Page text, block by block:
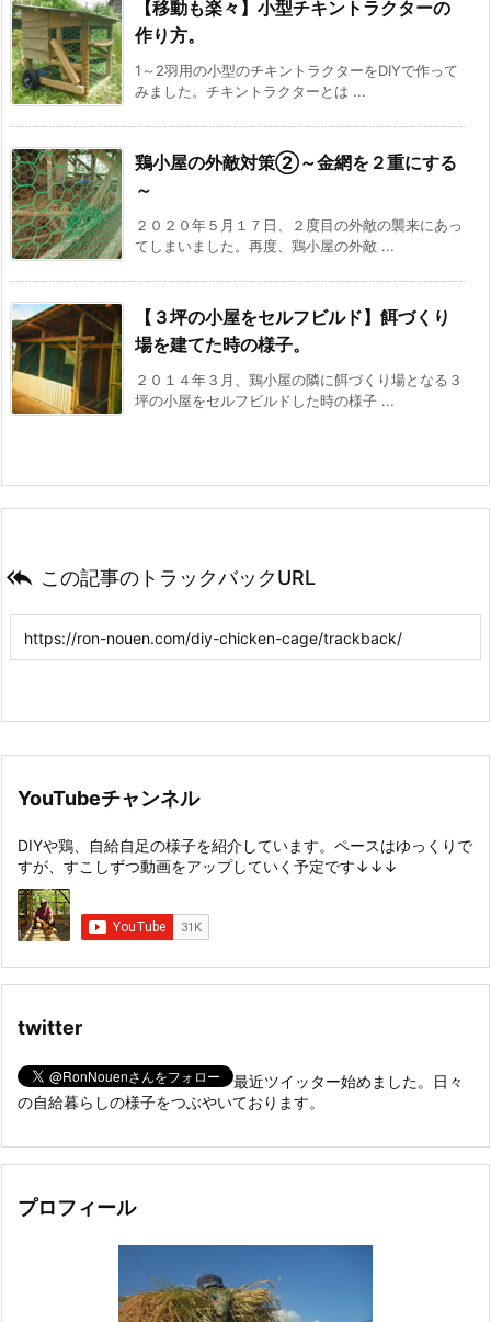
【移動も楽々】小型チキントラクターの
作り方。
1～2羽用の小型のチキントラクターをDIYで作って
みました。チキントラクターとは ...
鶏小屋の外敵対策②～金網を２重にする
～
２０２０年５月１７日、２度目の外敵の襲来にあっ
てしまいました。再度、鶏小屋の外敵 ...
【３坪の小屋をセルフビルド】餌づくり
場を建てた時の様子。
２０１４年３月、鶏小屋の隣に餌づくり場となる３
坪の小屋をセルフビルドした時の様子 ...
 この記事のトラックバックURL
YouTubeチャンネル
DIYや鶏、自給自足の様子を紹介しています。ペースはゆっくりで
すが、すこしずつ動画をアップしていく予定です↓↓↓
twitter
最近ツイッター始めました。日々
の自給暮らしの様子をつぶやいております。
プロフィール